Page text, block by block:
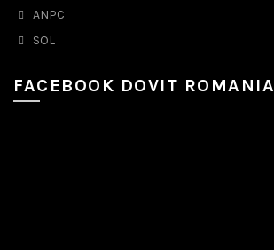
ANPC
SOL
FACEBOOK DOVIT ROMANIA